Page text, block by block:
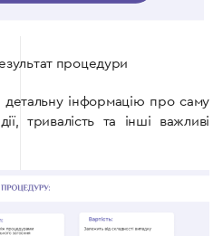
процедури
детальну інформацію про саму
тривалість та інші важливі